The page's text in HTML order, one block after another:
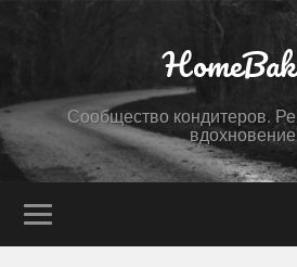
Сообщество кондитеров.
вдохновение